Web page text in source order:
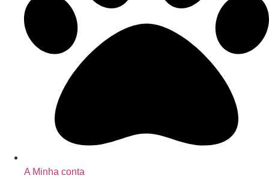
A Minha conta